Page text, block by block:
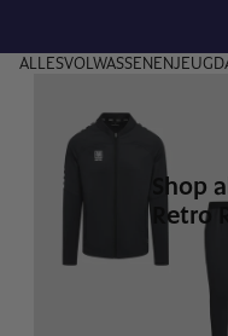
Shop
Retro
ALLESVOLWASSENENJEUGD